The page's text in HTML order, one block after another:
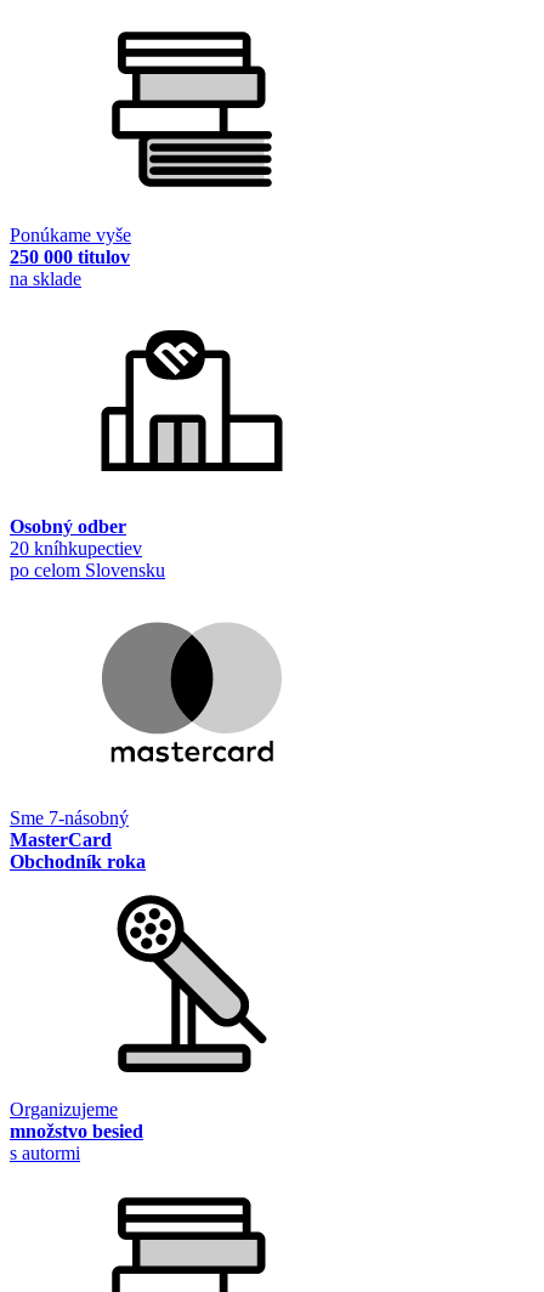
Ponúkame vyše
250 000 titulov
na sklade
Osobný odber
20 kníhkupectiev
po celom Slovensku
Sme 7-násobný
MasterCard
Obchodník roka
Organizujeme
množstvo besied
s autormi